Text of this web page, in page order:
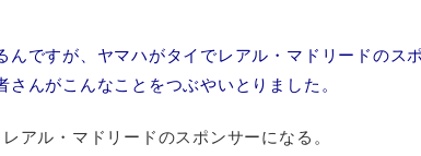
んですが、ヤマハがタイでレアル・マドリードのス
さんがこんなことをつぶやいとりました。
レアル・マドリードのスポンサーになる。